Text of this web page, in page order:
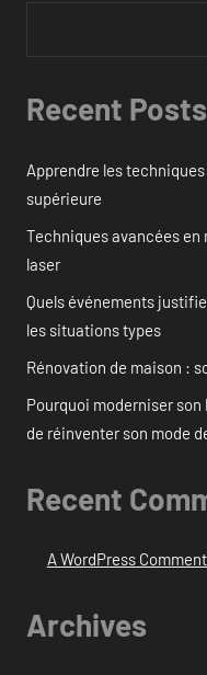
Recent Posts
Apprendre les
supérieure
Techniques avancées en
laser
Quels événements
les situations types
Rénovation de maison :
Pourquoi moderniser
de réinventer son mode
Recent
A WordPress
Archives